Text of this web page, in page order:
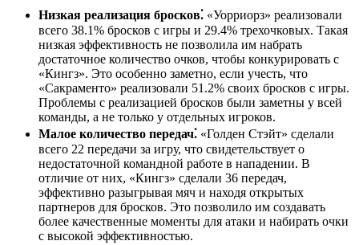
Низкая реализация бросков⁚ «Уорриорз» реализовали
всего 38.1% бросков с игры и 29.4% трехочковых. Такая
низкая эффективность не позволила им набрать
достаточное количество очков, чтобы конкурировать с
«Кингз». Это особенно заметно, если учесть, что
«Сакраменто» реализовали 51.2% своих бросков с игры.
Проблемы с реализацией бросков были заметны у всей
команды, а не только у отдельных игроков.
Малое количество передач⁚ «Голден Стэйт» сделали
всего 22 передачи за игру, что свидетельствует о
недостаточной командной работе в нападении. В
отличие от них, «Кингз» сделали 36 передач,
эффективно разыгрывая мяч и находя открытых
партнеров для бросков. Это позволило им создавать
более качественные моменты для атаки и набирать очки
с высокой эффективностью.